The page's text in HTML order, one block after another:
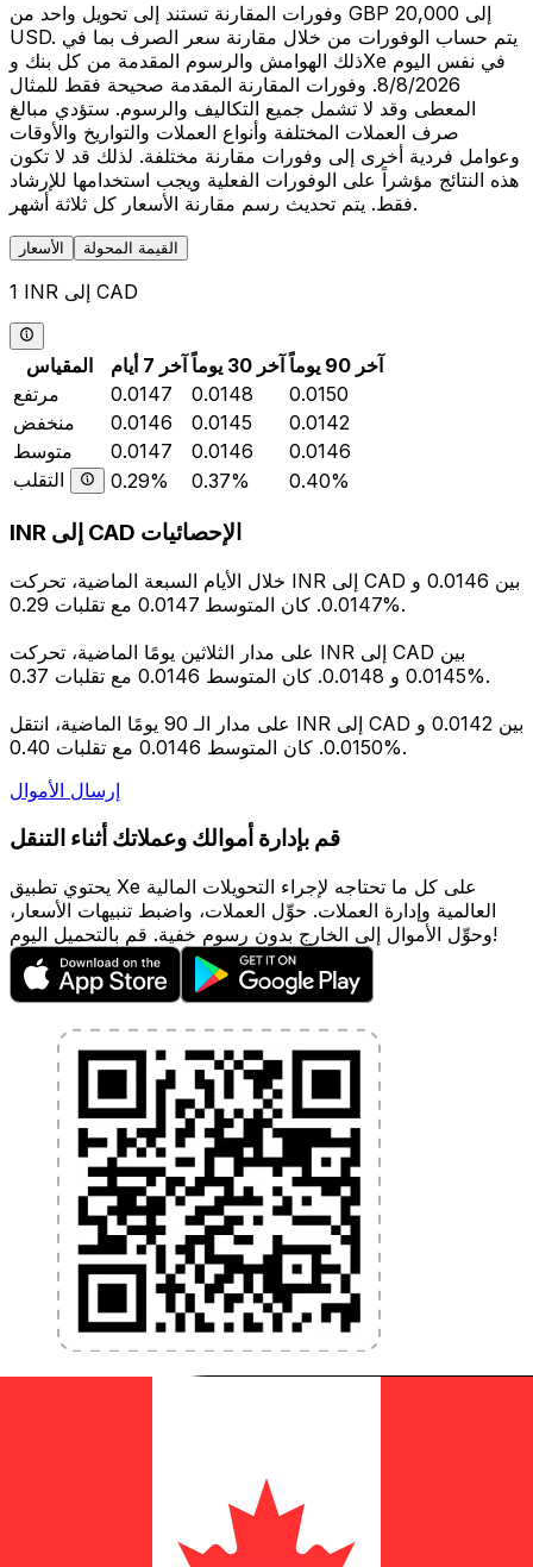
وفورات المقارنة تستند إلى تحويل واحد من GBP 20,000 إلى
USD. يتم حساب الوفورات من خلال مقارنة سعر الصرف بما في
ذلك الهوامش والرسوم المقدمة من كل بنك وXe في نفس اليوم
8/8/2026. وفورات المقارنة المقدمة صحيحة فقط للمثال
المعطى وقد لا تشمل جميع التكاليف والرسوم. ستؤدي مبالغ
صرف العملات المختلفة وأنواع العملات والتواريخ والأوقات
وعوامل فردية أخرى إلى وفورات مقارنة مختلفة. لذلك قد لا تكون
هذه النتائج مؤشراً على الوفورات الفعلية ويجب استخدامها للإرشاد
فقط. يتم تحديث رسم مقارنة الأسعار كل ثلاثة أشهر.
الأسعار القيمة المحولة
1 INR إلى CAD
المقياس آخر 7 أيام آخر 30 يوماً
آخر 90 يوماً
مرتفع
0.0147 0.0148
0.0150
منخفض
0.0146 0.0145
0.0142
متوسط
0.0147 0.0146
0.0146
التقلب
0.29% 0.37% 0.40%
INR إلى CAD الإحصائيات
خلال الأيام السبعة الماضية، تحركت INR إلى CAD بين 0.0146 و
0.0147. كان المتوسط 0.0147 مع تقلبات 0.29%.
على مدار الثلاثين يومًا الماضية، تحركت INR إلى CAD بين
0.0145 و 0.0148. كان المتوسط 0.0146 مع تقلبات 0.37%.
على مدار الـ 90 يومًا الماضية، انتقل INR إلى CAD بين 0.0142 و
0.0150. كان المتوسط 0.0146 مع تقلبات 0.40%.
إرسال الأموال
قم بإدارة أموالك وعملاتك أثناء التنقل
يحتوي تطبيق Xe على كل ما تحتاجه لإجراء التحويلات المالية
العالمية وإدارة العملات. حوِّل العملات، واضبط تنبيهات الأسعار،
وحوِّل الأموال إلى الخارج بدون رسوم خفية. قم بالتحميل اليوم!